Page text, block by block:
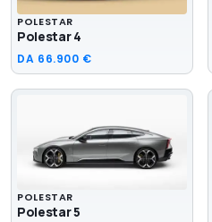
POLESTAR
Polestar 4
DA 66.900 €
POLESTAR
Polestar 5